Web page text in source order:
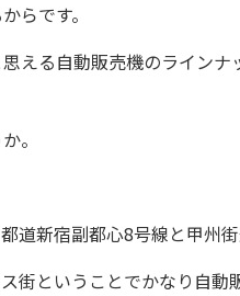
らです。
える自動販売機のラインナ
。
新宿副都心8号線と甲州街
ということでかなり自動